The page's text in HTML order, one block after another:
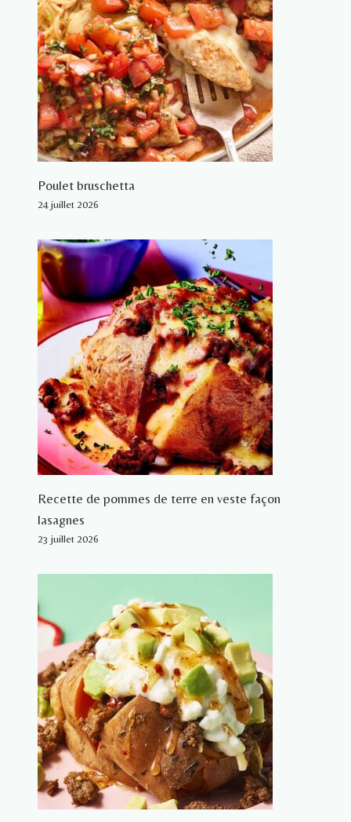
Poulet bruschetta
24 juillet 2026
Recette de pommes de terre en veste façon
lasagnes
23 juillet 2026